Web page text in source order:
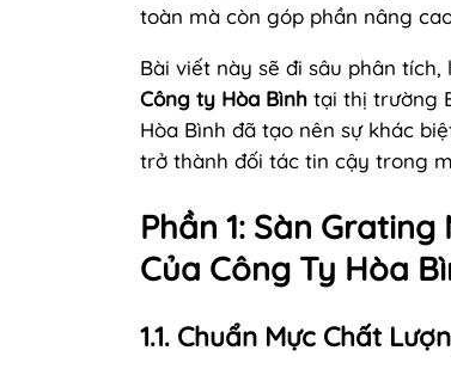
toàn mà còn góp phần nâng
Bài viết này sẽ đi sâu phân
Công ty Hòa Bình tại thị trường
Hòa Bình đã tạo nên sự khác
trở thành đối tác tin cậy trong
Phần 1: Sàn
Của Công Ty Hòa
1.1. Chuẩn Mực Chất